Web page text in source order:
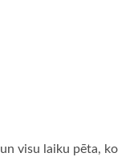
visu laiku pēta, ko